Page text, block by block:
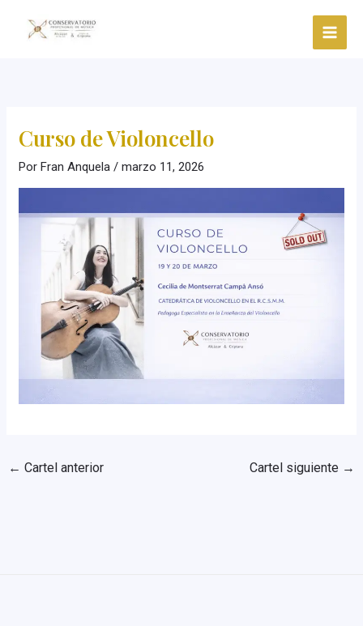
Curso de Violoncello
PorFran Anquela /marzo 11, 2026
← Cartel anterior Cartel siguiente →